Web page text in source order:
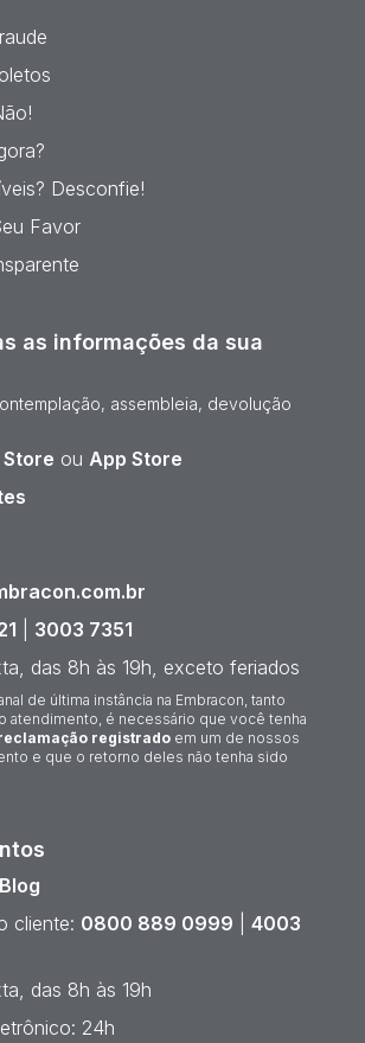
Desconfie!
Favor
as informações da sua
assembleia, devolução
Store ou App Store
3003 7351
das 8h às 19h, exceto feriados
de última instância na Embracon, tanto
atendimento, é necessário que você tenha
registrado em um de nossos
e que o retorno deles não tenha sido
Blog
cliente: 0800 889 0999
4003
das 8h às 19h
24h